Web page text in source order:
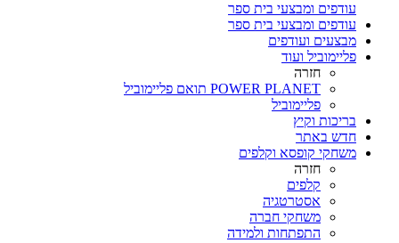
עודפים ומבצעי בית ספר
עודפים ומבצעי בית ספר
מבצעים ועודפים
פליימוביל ועוד
חזרה
POWER PLANET תואם פליימוביל
פליימוביל
בריכות וקיץ
חדש באתר
משחקי קופסא וקלפים
חזרה
קלפים
אסטרטגיה
משחקי חברה
התפתחות ולמידה